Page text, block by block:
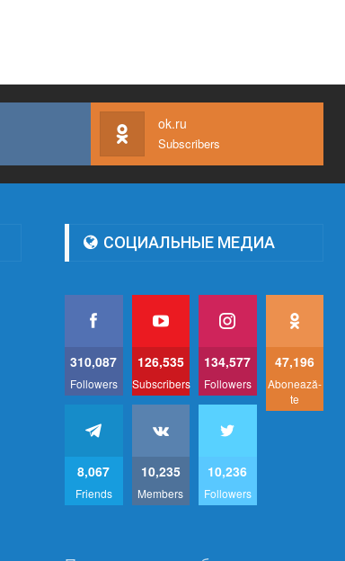
ok.ru
Subscribers
СОЦИАЛЬНЫЕ МЕДИА
310,087
Followers
126,535
Subscribers
134,577
Followers
47,196
Abonează-
te
8,067
Friends
10,235
Members
10,236
Followers